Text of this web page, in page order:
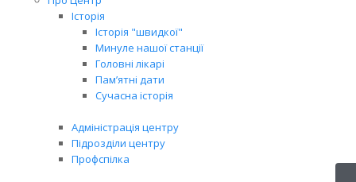
Історія
Історія "швидкої"
Минуле нашої станції
Головні лікарі
Пам’ятні дати
Сучасна історія
Адміністрація центру
Підрозділи центру
Профспілка